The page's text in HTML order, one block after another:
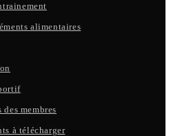
alimentaires
des membres
à télécharger